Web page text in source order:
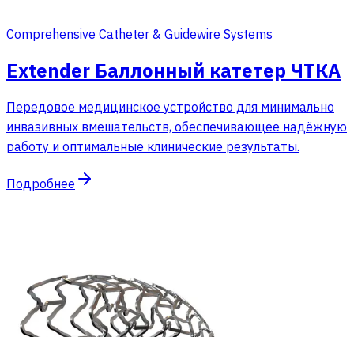
Comprehensive Catheter & Guidewire Systems
Extender Баллонный катетер ЧТКА
Передовое медицинское устройство для минимально
инвазивных вмешательств, обеспечивающее надёжную
работу и оптимальные клинические результаты.
Подробнее